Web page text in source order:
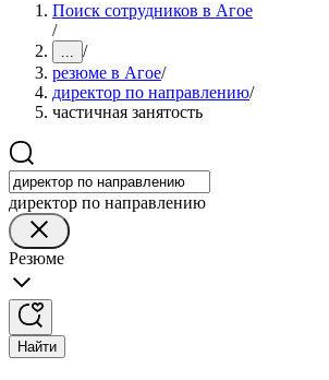
Поиск сотрудников в Агое
/
... /
резюме в Агое/
директор по направлению/
частичная занятость
директор по направлению
Резюме
Найти